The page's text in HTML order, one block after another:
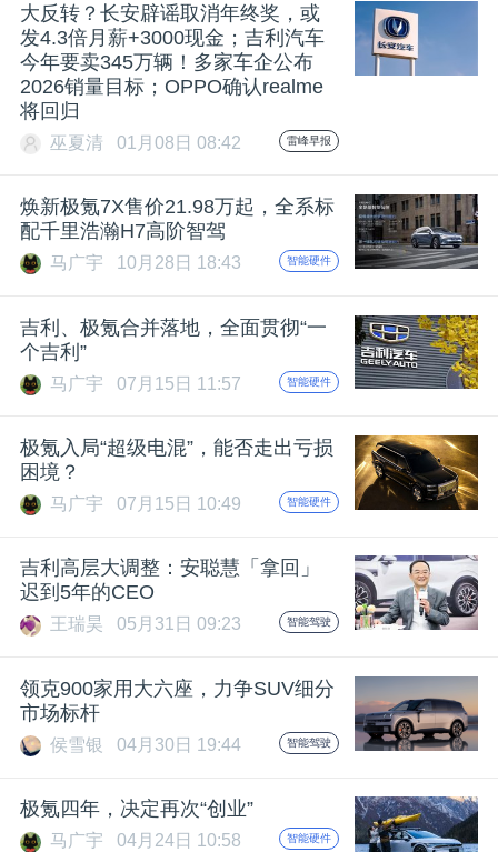
大反转？长安辟谣取消年终奖，或
发4.3倍月薪+3000现金；吉利汽车
今年要卖345万辆！多家车企公布
2026销量目标；OPPO确认realme
将回归
巫夏清 01月08日 08:42 雷峰早报
焕新极氪7X售价21.98万起，全系标
配千里浩瀚H7高阶智驾
马广宇 10月28日 18:43 智能硬件
吉利、极氪合并落地，全面贯彻“一
个吉利”
马广宇 07月15日 11:57 智能硬件
极氪入局“超级电混”，能否走出亏损
困境？
马广宇 07月15日 10:49 智能硬件
吉利高层大调整：安聪慧「拿回」
迟到5年的CEO
王瑞昊 05月31日 09:23 智能驾驶
领克900家用大六座，力争SUV细分
市场标杆
侯雪银 04月30日 19:44 智能驾驶
极氪四年，决定再次“创业”
马广宇 04月24日 10:58 智能硬件